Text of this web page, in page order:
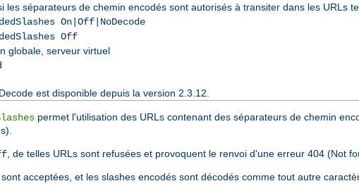
les séparateurs de chemin encodés sont autorisés à transiter dans les URLs
On|Off|NoDecode
Off
globale, serveur virtuel
est disponible depuis la version 2.3.12.
permet l'utilisation des URLs contenant des séparateurs de chemin
, de telles URLs sont refusées et provoquent le renvoi d'une erreur 404 (Not
sont acceptées, et les slashes encodés sont décodés comme tout autre